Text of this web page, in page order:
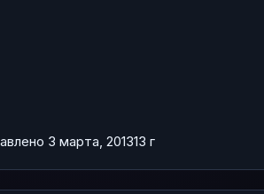
3 марта, 201313 г